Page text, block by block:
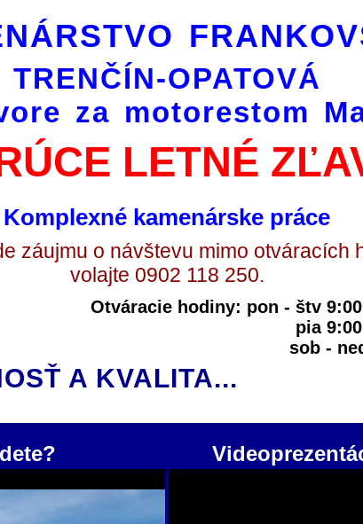
TRENČÍN-OPATOVÁ
za motorestom
LETNÉ
Komplexné kamenárske práce
záujmu o návštevu mimo otváracích
volajte 0902 118 250.
Otváracie hodiny: pon - štv
pia
sob -
A KVALITA...